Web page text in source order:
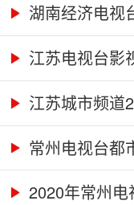
湖南经济电视
江苏电视台影
江苏城市频道
常州电视台都
2020年常州